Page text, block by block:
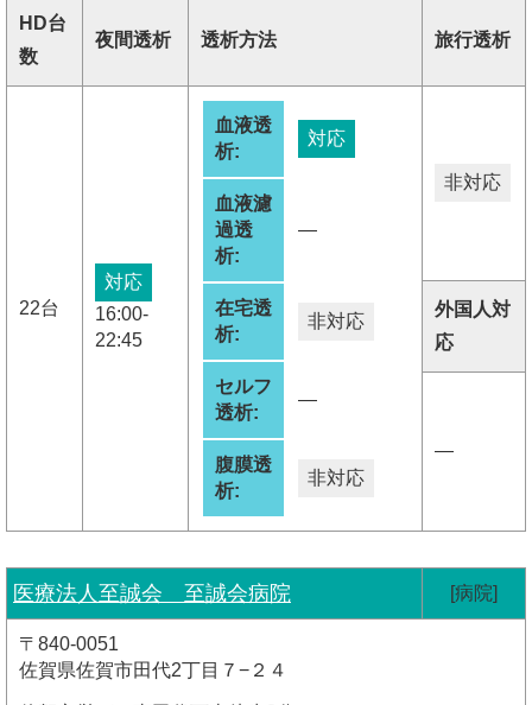
HD台
数
夜間透析 透析方法 旅行透析
22台
対応
16:00-
22:45
血液透
析:
対応
血液濾
過透
析:
―
在宅透
析:
非対応
セルフ
透析:
―
腹膜透
析:
非対応
非対応
外国人対
応
―
医療法人至誠会 至誠会病院 [病院]
〒840-0051
佐賀県佐賀市田代2丁目７−２４